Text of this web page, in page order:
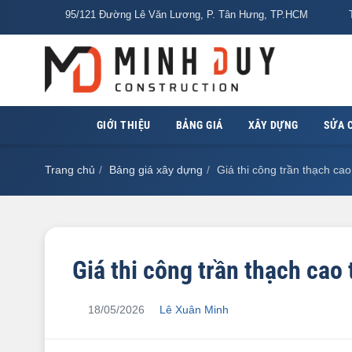
95/121 Đường Lê Văn Lương, P. Tân Hưng, TP.HCM
GIỚI THIỆU BẢNG GIÁ XÂY DỰNG SỬA
Trang chủ Bảng giá xây dựng Giá thi công trần thạch
Giá thi công trần thạch cao
18/05/2026 Lê Xuân Minh